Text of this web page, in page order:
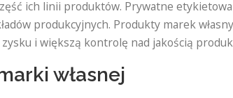
ich linii produktów. Prywatne
produkcyjnych. Produkty marek
i większą kontrolę nad jakością
własnej